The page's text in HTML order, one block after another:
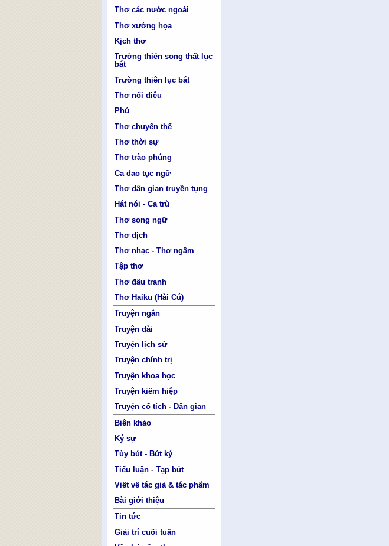
Thơ các nước ngoài
Thơ xướng họa
Kịch thơ
Trường thiên song thất lục
bát
Trường thiên lục bát
Thơ nối điêu
Phú
Thơ chuyển thể
Thơ thời sự
Thơ trào phúng
Ca dao tục ngữ
Thơ dân gian truyền tụng
Hát nói - Ca trù
Thơ song ngữ
Thơ dịch
Thơ nhạc - Thơ ngâm
Tập thơ
Thơ đấu tranh
Thơ Haiku (Hài Cú)
Truyện ngắn
Truyện dài
Truyện lịch sử
Truyện chính trị
Truyện khoa học
Truyện kiếm hiệp
Truyện cổ tích - Dân gian
Biên khảo
Ký sự
Tùy bút - Bút ký
Tiểu luận - Tạp bút
Viết về tác giả & tác phẩm
Bài giới thiệu
Tin tức
Giải trí cuối tuần